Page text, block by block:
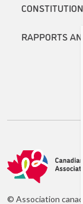
CONSTITUTION
RAPPORTS
© Association